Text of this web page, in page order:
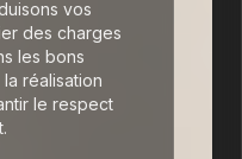
vos
des charges
les bons
réalisation
le respect